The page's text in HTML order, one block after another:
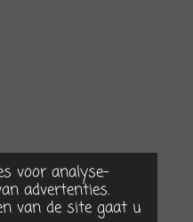
voor analyse-
advertenties.
van de site gaat u